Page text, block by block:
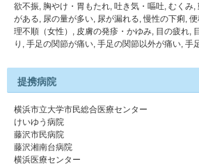
欲不振, 胸やけ・胃もたれ, 吐き気・嘔吐, むくみ,
がある, 尿の量が多い, 尿が漏れる, 慢性の下痢,
理不順（女性）, 皮膚の発疹・かゆみ, 目の疲れ,
り, 手足の関節が痛い, 手足の関節以外が痛い, 手
提携病院
横浜市立大学市民総合医療センター
けいゆう病院
藤沢市民病院
藤沢湘南台病院
横浜医療センター